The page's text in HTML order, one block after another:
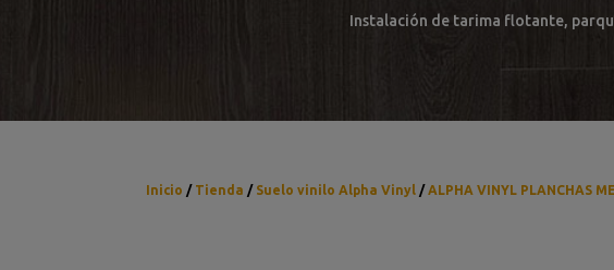
Instalación de tarima flotante,
Inicio / Tienda / Suelo vinilo Alpha Vinyl /ALPHA VINYL PLANCHAS